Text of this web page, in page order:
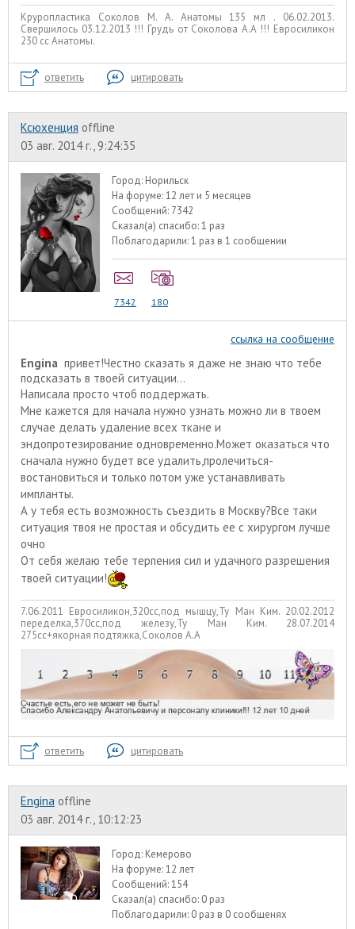
Круропластика Соколов М. А. Анатомы 135 мл . 06.02.2013.
Свершилось 03.12.2013 !!! Грудь от Соколова А.А !!! Евросиликон
230 сс Анатомы.
ответить цитировать
Ксюхенция offline
03 авг. 2014 г., 9:24:35
Город: Норильск
На форуме:12 лет и 5 месяцев
Сообщений: 7342
Сказал(а) спасибо:1 раз
Поблагодарили:1 раз в 1 сообщении
7342 180
ссылка на сообщение
Engina привет!Честно сказать я даже не знаю что тебе
подсказать в твоей ситуации...
Написала просто чтоб поддержать.
Мне кажется для начала нужно узнать можно ли в твоем
случае делать удаление всех ткане и
эндопротезирование одновременно.Может оказаться что
сначала нужно будет все удалить,пролечиться-
востановиться и только потом уже устанавливать
импланты.
А у тебя есть возможность съездить в Москву?Все таки
ситуация твоя не простая и обсудить ее с хирургом лучше
очно
От себя желаю тебе терпения сил и удачного разрешения
твоей ситуации!
7.06.2011 Евросиликон,320сс,под мышцу,Ту Ман Ким. 20.02.2012
переделка,370сс,под железу,Ту Ман Ким. 28.07.2014
275сс+якорная подтяжка,Соколов А.А
ответить цитировать
Engina offline
03 авг. 2014 г., 10:12:23
Город: Кемерово
На форуме:12 лет
Сообщений:154
Сказал(а) спасибо: 0 раз
Поблагодарили: 0 раз в 0 сообщенях